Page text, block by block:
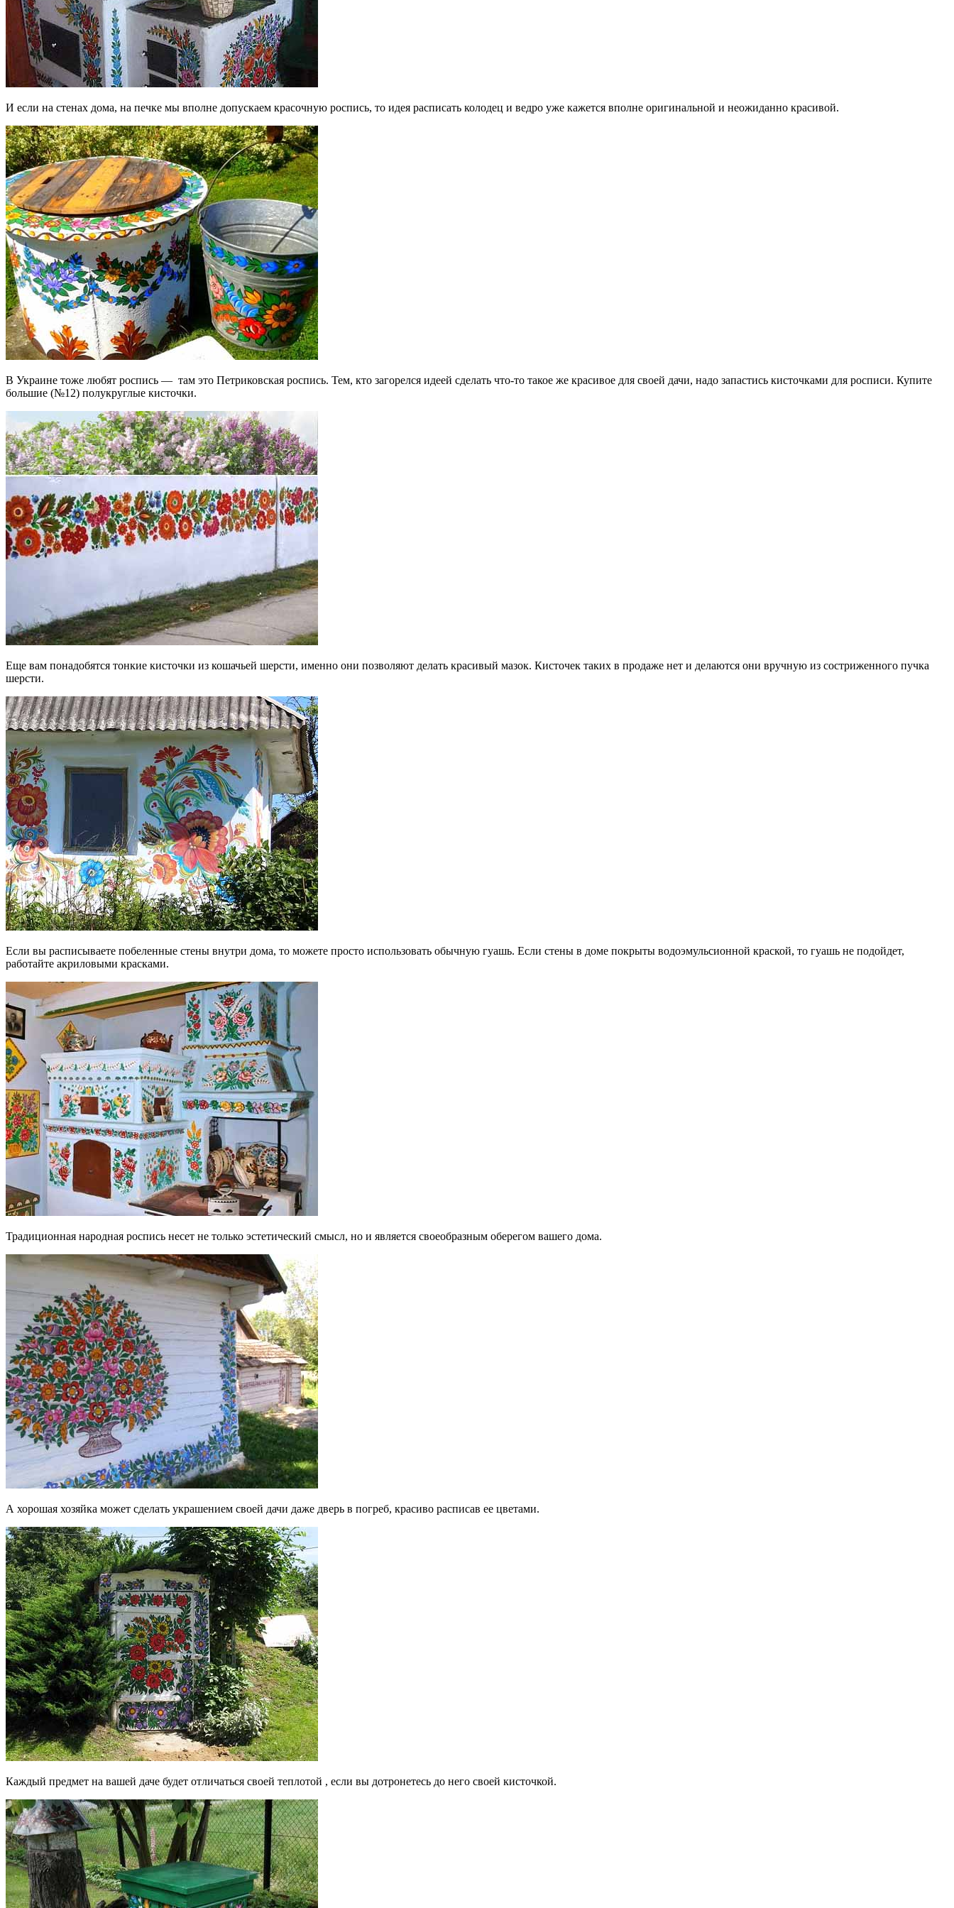
И если на стенах дома, на печке мы вполне допускаем красочную роспись, то идея расписать колодец и ведро уже кажется вполне оригинальной и неожиданно красивой.
В Украине тоже любят роспись — там это Петриковская роспись. Тем, кто загорелся идеей сделать что-то такое же красивое для своей дачи, надо запастись кисточками для росписи. Купите
большие (№12) полукруглые кисточки.
Еще вам понадобятся тонкие кисточки из кошачьей шерсти, именно они позволяют делать красивый мазок. Кисточек таких в продаже нет и делаются они вручную из состриженного пучка
шерсти.
Если вы расписываете побеленные стены внутри дома, то можете просто использовать обычную гуашь. Если стены в доме покрыты водоэмульсионной краской, то гуашь не подойдет,
работайте акриловыми красками.
Традиционная народная роспись несет не только эстетический смысл, но и является своеобразным оберегом вашего дома.
А хорошая хозяйка может сделать украшением своей дачи даже дверь в погреб, красиво расписав ее цветами.
Каждый предмет на вашей даче будет отличаться своей теплотой , если вы дотронетесь до него своей кисточкой.